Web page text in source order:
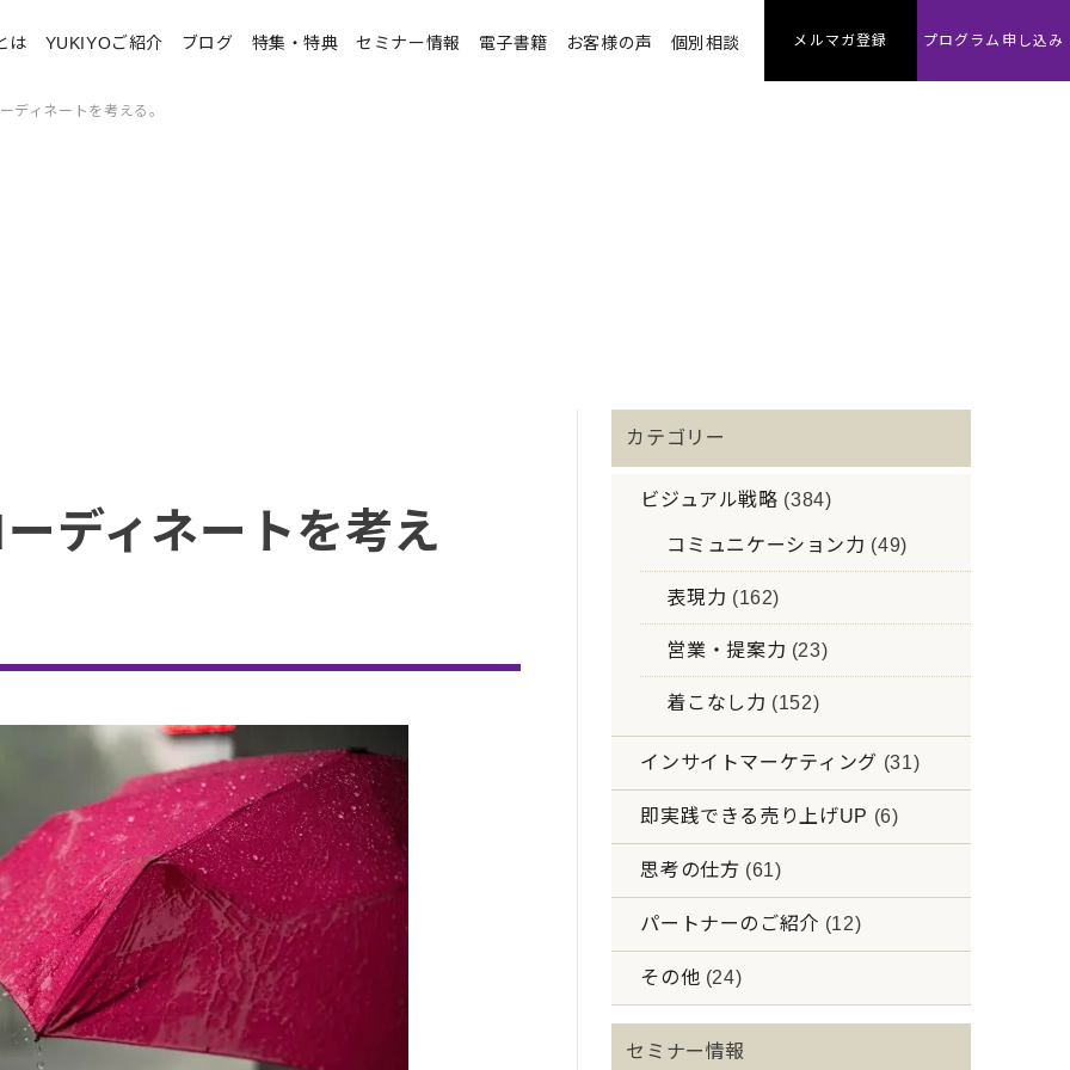
は YUKIYOご紹介 ブログ 特集・特典 セミナー情報 電子書籍 お客様の声 個別相談 メルマガ登録 プログラム申し込み
ディネートを考える。
ディネートを考え
カテゴリー
ビジュアル戦略 (384)
コミュニケーション力 (49)
表現力 (162)
営業・提案力 (23)
着こなし力 (152)
インサイトマーケティング (31)
即実践できる売り上げUP (6)
思考の仕方 (61)
パートナーのご紹介 (12)
その他 (24)
セミナー情報